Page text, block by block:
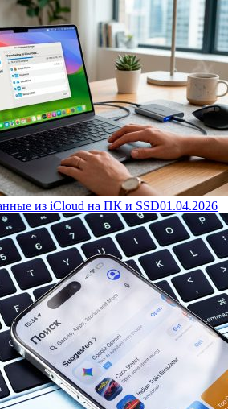
из iCloud на ПК и SSD01.04.2026